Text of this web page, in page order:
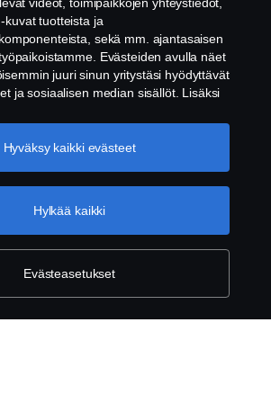
kuvat tuotteista ja
sekä mm. ajantasaisen
Evästeiden avulla näet
juuri sinun yritystäsi hyödyttävät
ja sosiaalisen median sisällöt. Lisäksi
hyväksyt evästeet. Klikkaamalla
annat suostumuksesi kaikkien
täältä: Lisätietoja yksityisyydestäsi
Evästeasetukset
Hylkää kaikki
Hyväksy kaikki evästeet